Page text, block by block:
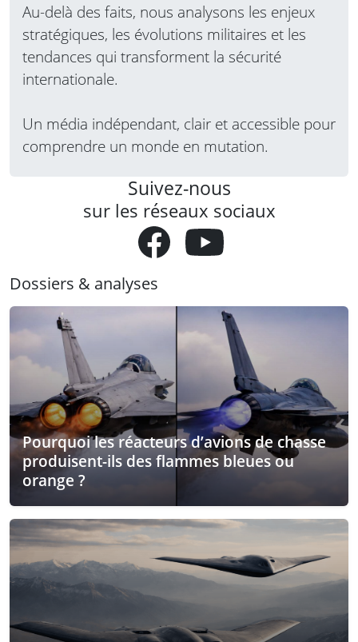
Au-delà des faits, nous analysons les enjeux
stratégiques, les évolutions militaires et les
tendances qui transforment la sécurité
internationale.
Un média indépendant, clair et accessible pour
comprendre un monde en mutation.
Suivez-nous
sur les réseaux sociaux
Dossiers & analyses
Pourquoi les réacteurs d’avions de chasse
produisent-ils des flammes bleues ou
orange ?